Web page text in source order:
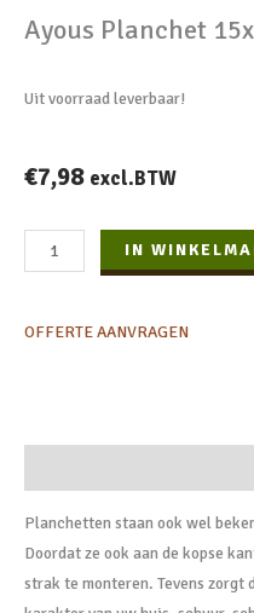
Ayous Planchet
Uit voorraad leverbaar!
€7,98 excl.BTW
Ayous
Planchet
prijs
IN
OFFERTE AANVRAGEN
Planchetten staan ook wel
Doordat ze ook aan de kopse
strak te monteren. Tevens zorgt